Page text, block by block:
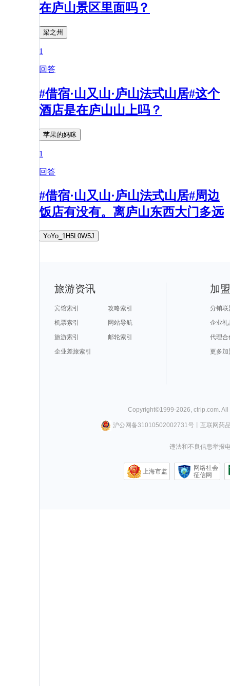
在庐山景区里面吗？
梁之州
1
回答
#借宿·山又山·庐山法式山居#这个
酒店是在庐山山上吗？
苹果的妈咪
1
回答
#借宿·山又山·庐山法式山居#周边
饭店有没有。离庐山东西大门多远
YoYo_1H5L0W5J
旅游资讯
宾馆索引
攻略索引
机票索引
网站导航
旅游索引
邮轮索引
企业差旅索引
加
分销联
企业礼
代理合
更多加
Copyright©1999-2026, ctrip.com.
沪公网备31010502002731号丨 互联网药
违法和不良信息举报
上海市监
网络社会
征信网